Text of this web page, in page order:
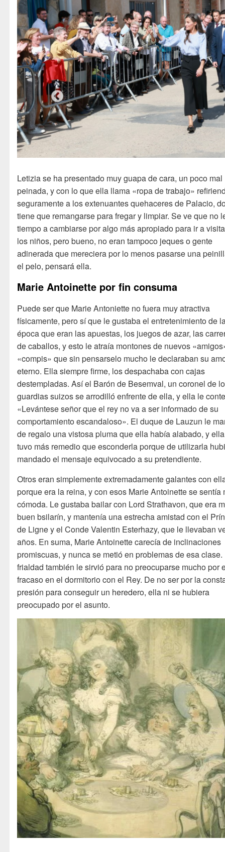
Letizia se ha presentado muy guapa de cara, un poco mal
peinada, y con lo que ella llama «ropa de trabajo»
seguramente a los extenuantes quehaceres de Palacio,
tiene que remangarse para fregar y limpiar. Se ve que no
tiempo a cambiarse por algo más apropiado para ir a
los niños, pero bueno, no eran tampoco jeques o gente
adinerada que mereciera por lo menos pasarse una
el pelo, pensará ella.
Marie Antoinette por fin consuma
Puede ser que Marie Antoniette no fuera muy atractiva
físicamente, pero sí que le gustaba el entretenimiento de
época que eran las apuestas, los juegos de azar, las
de caballos, y esto le atraía montones de nuevos
«compis» que sin pensarselo mucho le declaraban su
eterno. Ella siempre firme, los despachaba con cajas
destempladas. Así el Barón de Besemval, un coronel de
guardias suizos se arrodilló enfrente de ella, y ella le
«Levántese señor que el rey no va a ser informado de su
comportamiento escandaloso». El duque de Lauzun le
de regalo una vistosa pluma que ella había alabado, y
tuvo más remedio que esconderla porque de utilizarla
mandado el mensaje equivocado a su pretendiente.
Otros eran simplemente extremadamente galantes con
porque era la reina, y con esos Marie Antoinette se sentía
cómoda. Le gustaba bailar con Lord Strathavon, que era
buen bsilarín, y mantenía una estrecha amistad con el
de Ligne y el Conde Valentin Esterhazy, que le llevaban
años. En suma, Marie Antoinette carecía de inclinaciones
promiscuas, y nunca se metió en problemas de esa clase.
frialdad también le sirvió para no preocuparse mucho por
fracaso en el dormitorio con el Rey. De no ser por la
presión para conseguir un heredero, ella ni se hubiera
preocupado por el asunto.